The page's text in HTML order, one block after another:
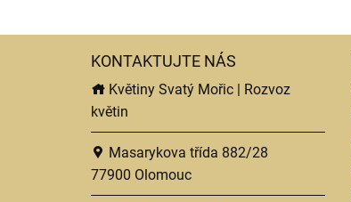
KONTAKTUJTE NÁS
Květiny Svatý Mořic | Rozvoz
květin
Masarykova třída 882/28
77900 Olomouc